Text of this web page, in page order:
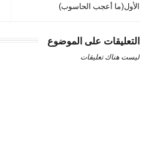
الأول(ما أعجب الحاسوب)
التعليقات على الموضوع
ليست هناك تعليقات